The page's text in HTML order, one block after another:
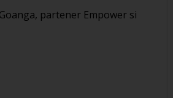
partener Empower si